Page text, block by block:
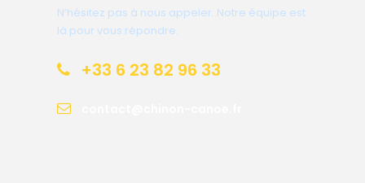
N’hésitez pas à nous appeler. Notre équipe est
là pour vous répondre.
+33 6 23 82 96 33